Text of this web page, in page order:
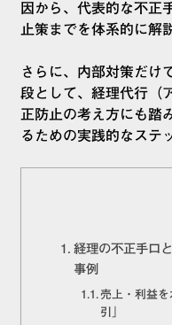
因から、代表的な不正
止策までを体系的に解
さらに、内部対策だけ
段として、経理代行（
正防止の考え方にも踏
るための実践的なステ
経理の不正手口
事例
売上・利益
引」